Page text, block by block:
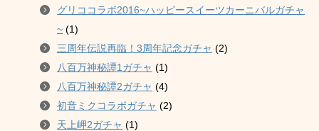
グリココラボ2016~ハッピースイーツカーニバルガチャ
~ (1)
三周年伝説再臨！3周年記念ガチャ (2)
八百万神秘譚1ガチャ (1)
八百万神秘譚2ガチャ (4)
初音ミクコラボガチャ (2)
天上岬2ガチャ (1)